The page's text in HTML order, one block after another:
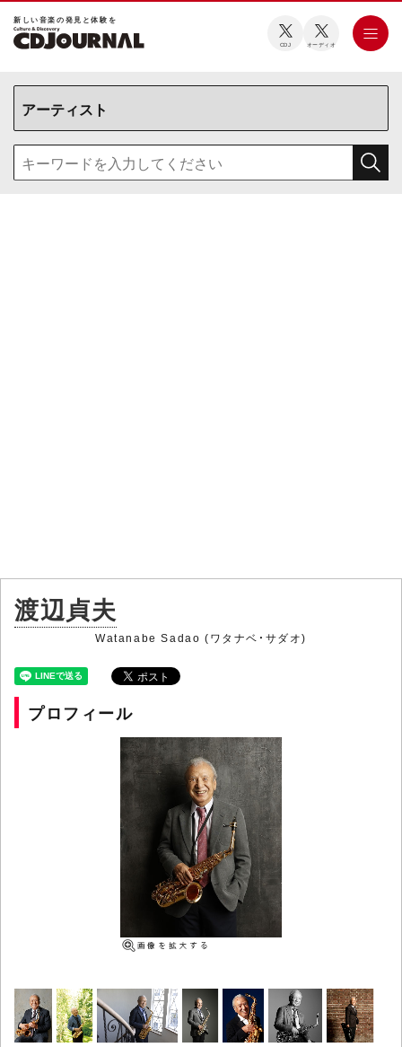
新しい⾳楽の発⾒と体験を
CDJ オーディオ
渡辺貞夫
Watanabe Sadao (ワタナベ・サダオ)
プロフィール